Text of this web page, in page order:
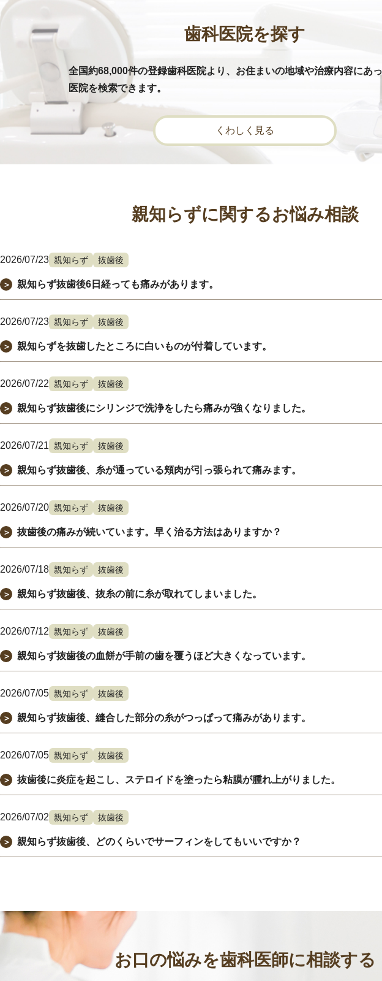
歯科医院を探す
全国約68,000件の登録歯科医院より、お住まいの地域や治療内容にあ
医院を検索できます。
くわしく見る
親知らずに関するお悩み相談
2026/07/23 親知らず 抜歯後
＞ 親知らず抜歯後6日経っても痛みがあります。
2026/07/23 親知らず 抜歯後
＞ 親知らずを抜歯したところに白いものが付着しています。
2026/07/22 親知らず 抜歯後
＞ 親知らず抜歯後にシリンジで洗浄をしたら痛みが強くなりました。
2026/07/21 親知らず 抜歯後
＞ 親知らず抜歯後、糸が通っている頬肉が引っ張られて痛みます。
2026/07/20 親知らず 抜歯後
＞ 抜歯後の痛みが続いています。早く治る方法はありますか？
2026/07/18 親知らず 抜歯後
＞ 親知らず抜歯後、抜糸の前に糸が取れてしまいました。
2026/07/12 親知らず 抜歯後
＞ 親知らず抜歯後の血餅が手前の歯を覆うほど大きくなっています。
2026/07/05 親知らず 抜歯後
＞ 親知らず抜歯後、縫合した部分の糸がつっぱって痛みがあります。
2026/07/05 親知らず 抜歯後
＞ 抜歯後に炎症を起こし、ステロイドを塗ったら粘膜が腫れ上がりました。
2026/07/02 親知らず 抜歯後
＞ 親知らず抜歯後、どのくらいでサーフィンをしてもいいですか？
お口の悩みを歯科医師に相談する